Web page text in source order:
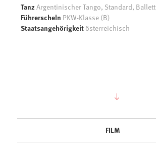
Tanz Argentinischer Tango, Standard,
Führerschein PKW-Klasse (B)
Staatsangehörigkeitösterreichisch
FILM